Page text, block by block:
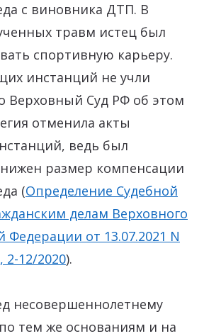
с виновника ДТП. В
травм истец был
спортивную карьеру.
инстанций не учли
Верховный Суд РФ об этом
отменила акты
ведь был
размер компенсации
(Определение Судебной
делам Верховного
Федерации от 13.07.2021 N
2-12/2020).
несовершеннолетнему
тем же основаниям и на